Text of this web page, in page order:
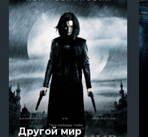
Другой мир